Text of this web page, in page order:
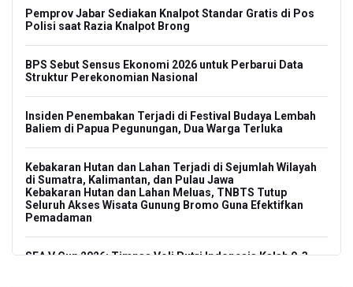
Pemprov Jabar Sediakan Knalpot Standar Gratis di Pos
Polisi saat Razia Knalpot Brong
BPS Sebut Sensus Ekonomi 2026 untuk Perbarui Data
Struktur Perekonomian Nasional
Insiden Penembakan Terjadi di Festival Budaya Lembah
Baliem di Papua Pegunungan, Dua Warga Terluka
Kebakaran Hutan dan Lahan Terjadi di Sejumlah Wilayah
di Sumatra, Kalimantan, dan Pulau Jawa
Kebakaran Hutan dan Lahan Meluas, TNBTS Tutup
Seluruh Akses Wisata Gunung Bromo Guna Efektifkan
Pemadaman
SEA V Cup 2026: Timnas Voli Putri Indonesia Kalah 0-3